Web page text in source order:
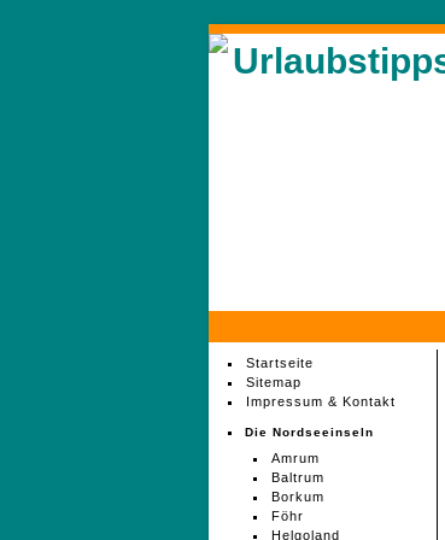
Startseite
Sitemap
Impressum & Kontakt
Die Nordseeinseln
Amrum
Baltrum
Borkum
Föhr
Helgoland